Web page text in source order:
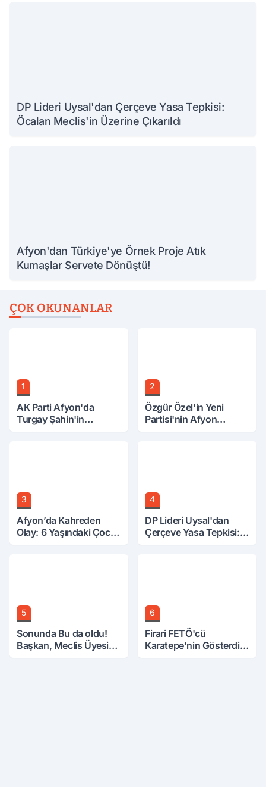
DP Lideri Uysal'dan Çerçeve Yasa Tepkisi:
Öcalan Meclis'in Üzerine Çıkarıldı
Afyon'dan Türkiye'ye Örnek Proje Atık
Kumaşlar Servete Dönüştü!
ÇOK OKUNANLAR
1
AK Parti Afyon'da
Turgay Şahin'in
2
Özgür Özel'in Yeni
Partisi'nin Afyon
3
Afyon’da Kahreden
Olay: 6 Yaşındaki Çocuk
4
DP Lideri Uysal'dan
Çerçeve Yasa Tepkisi:
5
Sonunda Bu da oldu!
Başkan, Meclis Üyesini
6
Firari FETÖ'cü
Karatepe'nin Gösterdiği